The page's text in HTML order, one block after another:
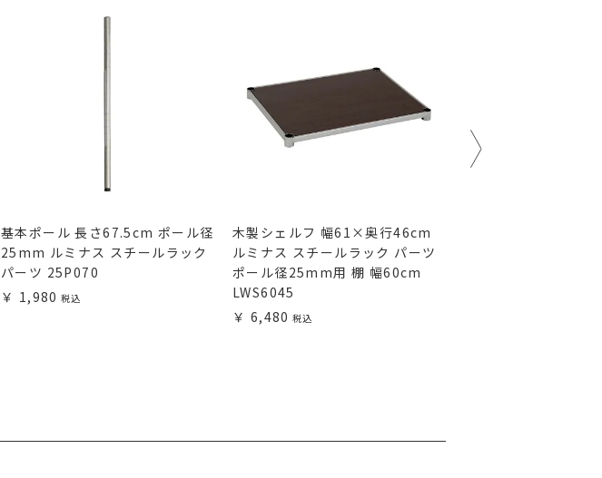
基本ポール 長さ67.5cm ポール径
25mm ルミナス スチールラック
パーツ 25P070
1,980
木製シェルフ 幅61×奥行46cm
ルミナス スチールラック パーツ
ポール径25mm用 棚 幅60cm
LWS6045
6,480